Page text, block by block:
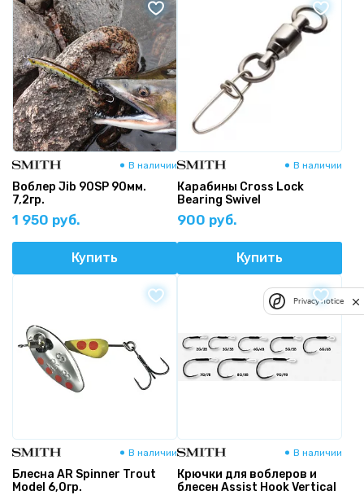
В наличии
Воблер Jib 90SP 90мм.
7,2гр.
1 950 руб.
Купить
В наличии
Карабины Cross Lock
Bearing Swivel
900 руб.
Купить
В наличии
Блесна AR Spinner Trout
Model 6,0гр.
В наличии
Крючки для воблеров и
блесен Assist Hook Vertical
Privacy notice